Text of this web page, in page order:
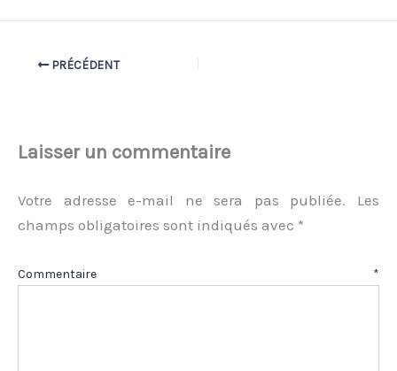
PRÉCÉDENT
Laisser un commentaire
Votre adresse e-mail ne sera pas publiée.
Les
champs obligatoires sont indiqués avec *
Commentaire *